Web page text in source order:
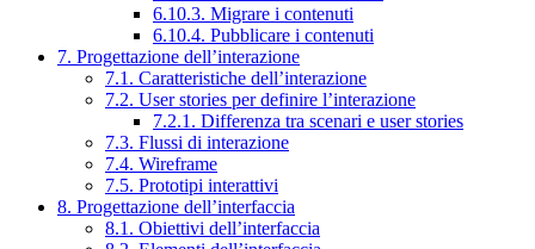
6.10.3. Migrare i contenuti
6.10.4. Pubblicare i contenuti
7. Progettazione dell’interazione
7.1. Caratteristiche dell’interazione
7.2. User stories per definire l’interazione
7.2.1. Differenza tra scenari e user stories
7.3. Flussi di interazione
7.4. Wireframe
7.5. Prototipi interattivi
8. Progettazione dell’interfaccia
8.1. Obiettivi dell’interfaccia